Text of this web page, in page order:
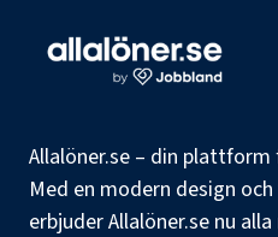
Allalöner.se – din
Med en modern design
erbjuder Allalöner.se nu